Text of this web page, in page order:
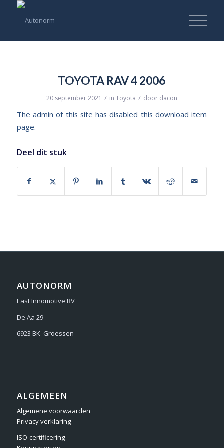
TOYOTA RAV 4 2006
20 september 2021 / in Toyota / door dacon
The admin of this site has disabled this download item
page.
Deel dit stuk
AUTONORM
East Innomotive BV
De Aa 29
6923 BK Groessen
ALGEMEEN
Algemene voorwaarden
Privacy verklaring
ISO-certificering